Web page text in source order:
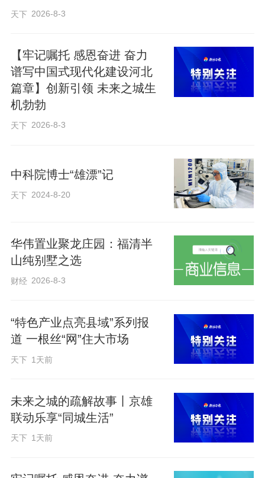
陈伟研究员毕业于中国科学院半导体研究
所，拥有近20年半导体激光器研发工作经
验。在国家鼓励科研成果走出实验室的系
从北京来到雄安，成立芯联新（河北雄
安）科技有限公司，聚焦商业航天激光通
这些年来，陈伟见证了空天信息产业链上
下游企业在雄安加速聚集，也带领团队在
试错与调整中找到了差异化竞争优势。
从科研人员转型创业者，他积累了哪些实
战经验？雄安为他的创业之路提供了哪些
独具特色的支持？本期《长城对话·雄安创
技有限公司执行董事陈伟。
天下 2026-8-3
【牢记嘱托 感恩奋进 奋力
谱写中国式现代化建设河北
篇章】创新引领 未来之城生
机勃勃
天下 2026-8-3
中科院博士“雄漂”记
天下 2024-8-20
华伟置业聚龙庄园：福清半
山纯别墅之选
财经 2026-8-3
“特色产业点亮县域”系列报
道 一根丝“网”住大市场
天下 1天前
未来之城的疏解故事丨京雄
联动乐享“同城生活”
天下 1天前